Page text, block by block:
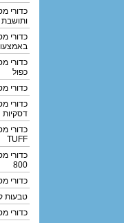
כדורי
ותושבת
כדורי
כדורי
כפול
כדורי
כדורי
כדורי
TUFF
כדורי
800
כדורי
טבעות
כדורי